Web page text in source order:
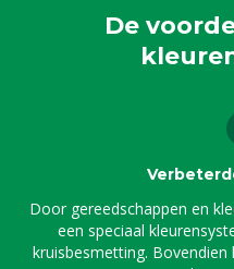
De
Door gereedschappen en
een speciaal
kruisbesmetting.